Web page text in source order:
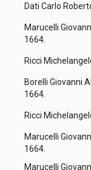
Dati Carlo
Marucelli
1664.
Ricci
Borelli Giovanni
1664.
Ricci
Marucelli
1664.
Marucelli